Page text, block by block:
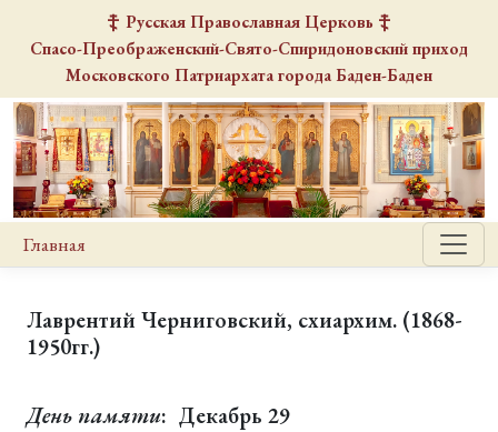
Русская Православная Церковь
Спасо-Преображенский-Свято-Спиридоновский приход
Московского Патриархата города Баден-Баден
Главная
Лаврентий Черниговский, схиархим. (1868-
1950гг.)
День памяти: Декабрь 29